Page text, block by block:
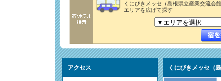
くにびきメッセ（島根県立産業交流会
エリアを広げて探す
アクセス くにびきメッセ（